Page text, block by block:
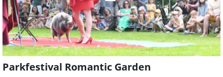
Parkfestival Romantic Garden